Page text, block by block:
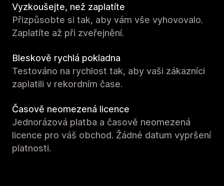
Vyzkoušejte, než zaplatíte
Přizpůsobte si tak, aby vám vše vyhovovalo.
Zaplatíte až při zveřejnění.
Bleskově rychlá pokladna
Testováno na rychlost tak, aby vaši zákazníci
zaplatili v rekordním čase.
Časově neomezená licence
Jednorázová platba a časově neomezená
licence pro váš obchod. Žádné datum vypršení
platnosti.